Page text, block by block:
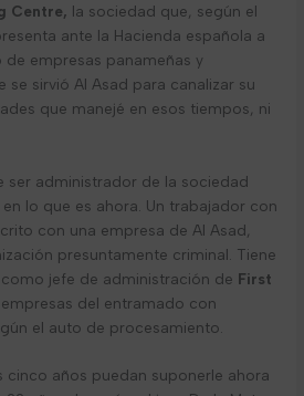
Centre, la sociedad que, según el
ante la Hacienda española a
empresas panameñas y
se sirvió Al Asad para canalizar su
que manejé en esos tiempos, ni
ser administrador de la sociedad
lo que es ahora. Un trabajador con
con una empresa de Al Asad,
presuntamente criminal. Tiene
jefe de administración de First
del entramado con
el auto de procesamiento.
cinco años puedan suponerle ahora